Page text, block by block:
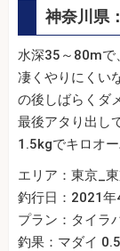
神奈川県
水深35～80mで
凄くやりにくい
の後しばらくダ
最後アタり出し
1.5kgでキロオー
エリア：東京_
釣行日：2021年
プラン：タイラ
釣果：マダイ